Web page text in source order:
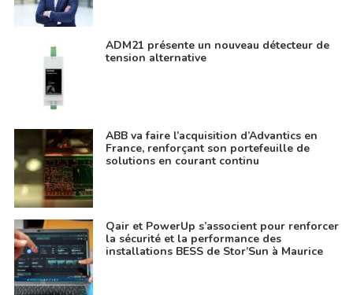
ADM21 présente un nouveau détecteur de
tension alternative
ABB va faire l’acquisition d’Advantics en
France, renforçant son portefeuille de
solutions en courant continu
Qair et PowerUp s’associent pour renforcer
la sécurité et la performance des
installations BESS de Stor’Sun à Maurice